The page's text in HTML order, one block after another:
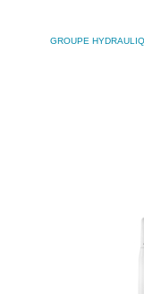
GROUPE